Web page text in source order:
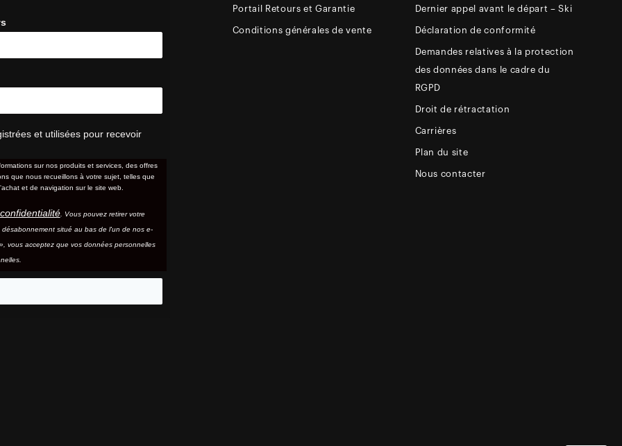
et utilisées pour recevoir
sur nos produits et services, des offres
que nous recueillons à votre sujet, telles que
et de navigation sur le site web.
. Vous pouvez retirer votre
situé au bas de l'un de nos e-
vous acceptez que vos données personnelles
Portail Retours et Garantie
Conditions générales de vente
Dernier appel avant le départ – Ski
Déclaration de conformité
Demandes relatives à la protection
des données dans le cadre du
RGPD
Droit de rétractation
Carrières
Plan du site
Nous contacter